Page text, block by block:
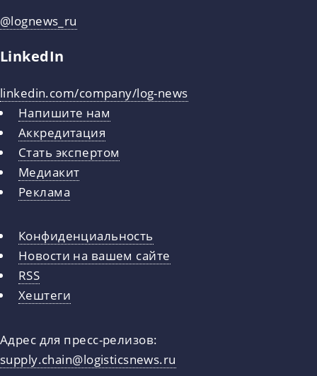
@lognews_ru
LinkedIn
linkedin.com/company/log-news
Напишите нам
Аккредитация
Стать экспертом
Медиакит
Реклама
Конфиденциальность
Новости на вашем сайте
RSS
Хештеги
Адрес для пресс-релизов:
supply.chain@logisticsnews.ru